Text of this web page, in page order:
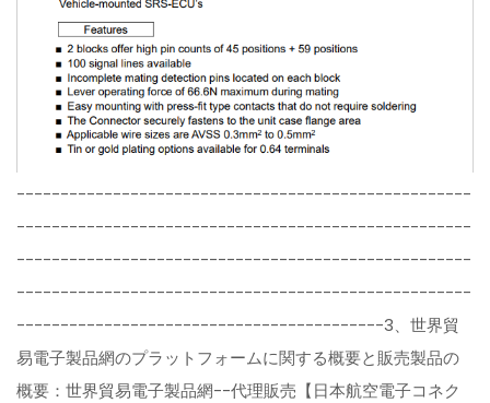
----------------------------------------------------
----------------------------------------------------
----------------------------------------------------
----------------------------------------------------
------------------------------------------3、世界貿
易電子製品網のプラットフォームに関する概要と販売製品の
概要：世界貿易電子製品網--代理販売【日本航空電子コネク